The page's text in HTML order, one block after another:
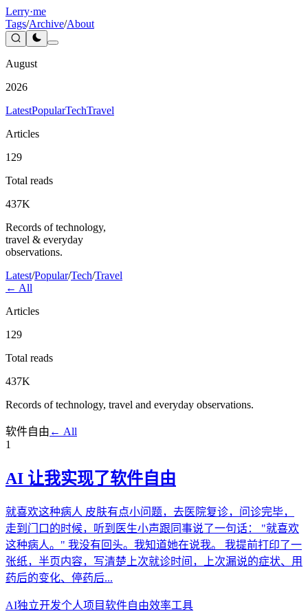
Lerry·me
Tags/Archive/About
August
2026
LatestPopularTechTravel
Articles
129
Total reads
437K
Records of technology,
travel & everyday
observations.
Latest/Popular/Tech/Travel
← All
Articles
129
Total reads
437K
Records of technology, travel and everyday observations.
软件自由 ← All
1
AI 让我实现了软件自由
就喜欢这种病人 皮肤有点小问题，去医院复诊，问诊完毕，
走到门口的时候，听到医生小声跟同事说了一句话： "就喜欢
这种病人。" 我没有回头。我知道她在说我。 我提前打印了一
张纸，半页内容，写清楚上次就诊时间，上次漏说的症状、用
药后的变化、停药后...
AI独立开发个人项目软件自由效率工具